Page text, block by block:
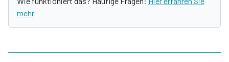
mehr